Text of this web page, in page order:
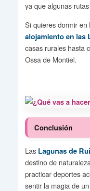
ya que algunas
Si quieres dormir en
alojamiento en las
casas rurales hasta
Ossa de Montiel.
Conclusión
Las Lagunas de
destino de
practicar deportes
sentir la magia de